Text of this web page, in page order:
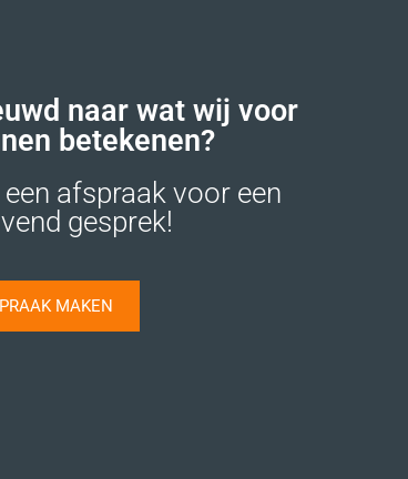
naar wat wij voor
betekenen?
afspraak voor een
gesprek!
MAKEN